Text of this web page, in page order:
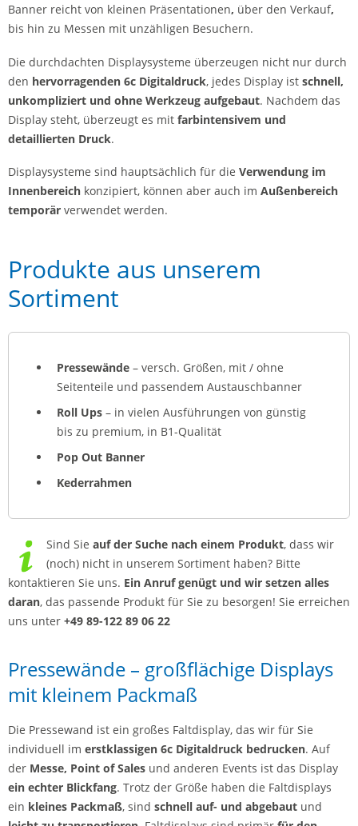
Banner reicht von kleinen Präsentationen, über den Verkauf,
bis hin zu Messen mit unzähligen Besuchern.
Die durchdachten Displaysysteme überzeugen nicht nur durch
den hervorragenden 6c Digitaldruck, jedes Display ist schnell,
unkompliziert und ohne Werkzeug aufgebaut. Nachdem das
Display steht, überzeugt es mit farbintensivem und
detaillierten Druck.
Displaysysteme sind hauptsächlich für die Verwendung im
Innenbereich konzipiert, können aber auch im Außenbereich
temporär verwendet werden.
Produkte aus unserem
Sortiment
Pressewände – versch. Größen, mit / ohne
Seitenteile und passendem Austauschbanner
Roll Ups – in vielen Ausführungen von günstig
bis zu premium, in B1-Qualität
Pop Out Banner
Kederrahmen
Sind Sie auf der Suche nach einem Produkt, dass wir
(noch) nicht in unserem Sortiment haben? Bitte
kontaktieren Sie uns. Ein Anruf genügt und wir setzen alles
daran, das passende Produkt für Sie zu besorgen! Sie erreichen
uns unter +49 89-122 89 06 22
Pressewände – großflächige Displays
mit kleinem Packmaß
Die Pressewand ist ein großes Faltdisplay, das wir für Sie
individuell im erstklassigen 6c Digitaldruck bedrucken. Auf
der Messe, Point of Sales und anderen Events ist das Display
ein echter Blickfang. Trotz der Größe haben die Faltdisplays
ein kleines Packmaß, sind schnell auf- und abgebaut und